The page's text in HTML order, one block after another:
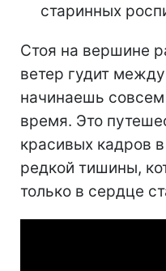
старинных
Стоя на вершине
ветер гудит
начинаешь
время. Это
красивых кадров
редкой тишины,
только в сердце